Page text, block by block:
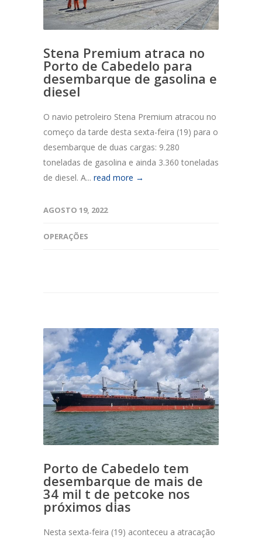
Stena Premium atraca no
Porto de Cabedelo para
desembarque de gasolina e
diesel
O navio petroleiro Stena Premium atracou no
começo da tarde desta sexta-feira (19) para o
desembarque de duas cargas: 9.280
toneladas de gasolina e ainda 3.360 toneladas
de diesel. A... read more →
AGOSTO 19, 2022
OPERAÇÕES
Porto de Cabedelo tem
desembarque de mais de
34 mil t de petcoke nos
próximos dias
Nesta sexta-feira (19) aconteceu a atracação